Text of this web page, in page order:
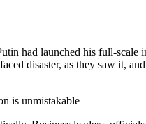
had launched his full-
disaster, as they saw it,